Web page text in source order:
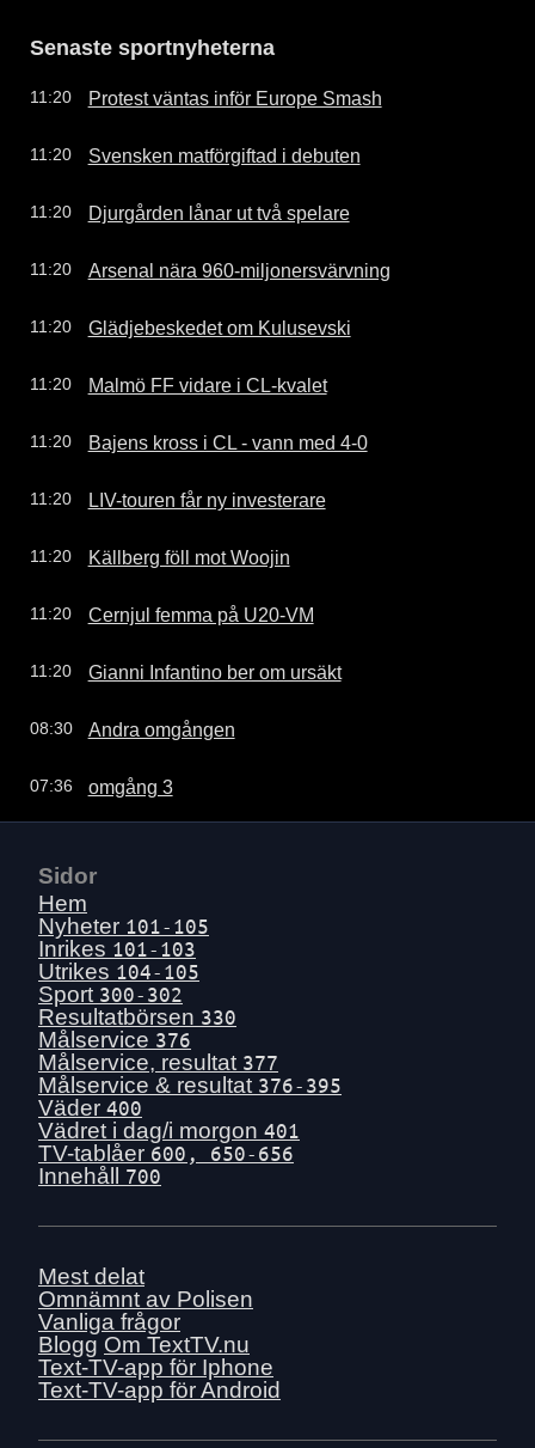
Senaste sportnyheterna
11:20 Protest väntas inför Europe Smash
11:20 Svensken matförgiftad i debuten
11:20 Djurgården lånar ut två spelare
11:20 Arsenal nära 960-miljonersvärvning
11:20 Glädjebeskedet om Kulusevski
11:20 Malmö FF vidare i CL-kvalet
11:20 Bajens kross i CL - vann med 4-0
11:20 LIV-touren får ny investerare
11:20 Källberg föll mot Woojin
11:20 Cernjul femma på U20-VM
11:20 Gianni Infantino ber om ursäkt
08:30 Andra omgången
07:36 omgång 3
Sidor
Hem
Nyheter 101-105
Inrikes 101-103
Utrikes 104-105
Sport 300-302
Resultatbörsen 330
Målservice 376
Målservice, resultat 377
Målservice & resultat 376-395
Väder 400
Vädret i dag/i morgon 401
TV-tablåer 600, 650-656
Innehåll 700
Mest delat
Omnämnt av Polisen
Vanliga frågor
Blogg Om TextTV.nu
Text-TV-app för Iphone
Text-TV-app för Android